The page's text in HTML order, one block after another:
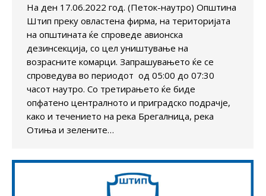
На ден 17.06.2022 год. (Петок-наутро) Општина
Штип преку овластена фирма, на територијата
на општината ќе спроведе авионска
дезинсекција, со цел уништување на
возрасните комарци. Запрашувањето ќе се
спроведува во периодот од 05:00 до 07:30
часот наутро. Со третирањето ќе биде
опфатено централното и приградско подрачје,
како и течението на река Брегалница, река
Отиња и зелените…